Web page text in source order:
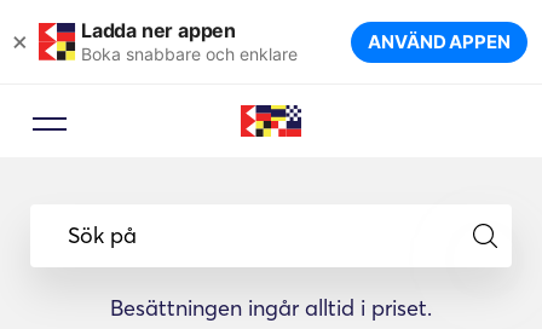
× Ladda ner appen
Boka snabbare och enklare ANVÄND APPEN
Sök på
Besättningen ingår alltid i priset.